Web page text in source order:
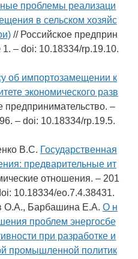
проблемы реализаци
в сельском хозяйс
// Российское предприн
– doi: 10.18334/rp.19.10.
об импортозамещении к
экономического разв
предпринимательство. –
– doi: 10.18334/rp.19.5.
В.С. Государственная
предварительные ит
отношения. – 201
10.18334/eo.7.4.38431.
О.А., Барбашина Е.А. О н
проблем энергосбе
при разработке и
промышленной политик